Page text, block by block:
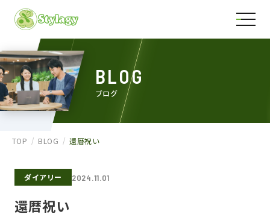
BLOG
ブログ
TOP BLOG 還暦祝い
ダイアリー 2024.11.01
還暦祝い